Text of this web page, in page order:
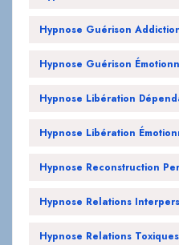
Hypnose Guérison
Hypnose Guérison
Hypnose Libération
Hypnose Libération
Hypnose Reconstruction
Hypnose Relations
Hypnose Relations Toxiques